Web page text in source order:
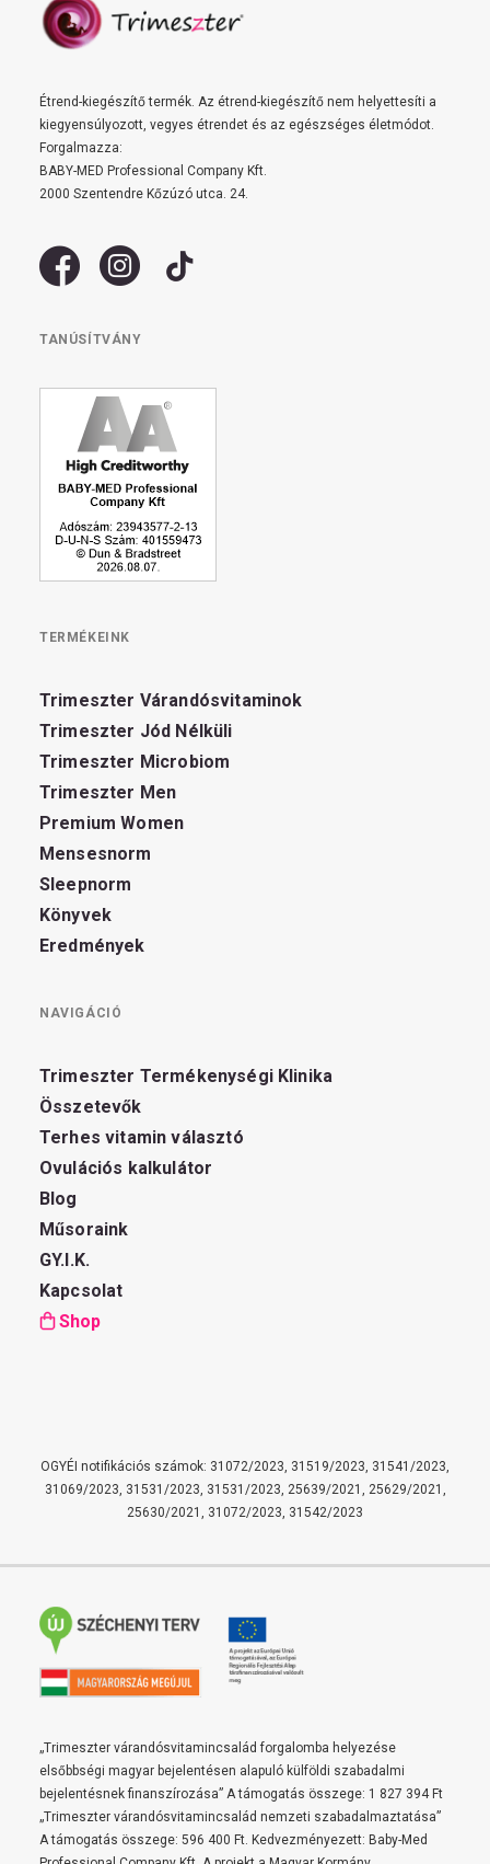
Étrend-kiegészítő termék. Az étrend-kiegészítő nem helyettesíti a
kiegyensúlyozott, vegyes étrendet és az egészséges életmódot.
Forgalmazza:
BABY-MED Professional Company Kft.
2000 Szentendre Kőzúzó utca. 24.
TANÚSÍTVÁNY
TERMÉKEINK
Trimeszter Várandósvitaminok
Trimeszter Jód Nélküli
Trimeszter Microbiom
Trimeszter Men
Premium Women
Mensesnorm
Sleepnorm
Könyvek
Eredmények
NAVIGÁCIÓ
Trimeszter Termékenységi Klinika
Összetevők
Terhes vitamin választó
Ovulációs kalkulátor
Blog
Műsoraink
GY.I.K.
Kapcsolat
Shop
OGYÉI notifikációs számok: 31072/2023, 31519/2023, 31541/2023,
31069/2023, 31531/2023, 31531/2023, 25639/2021, 25629/2021,
25630/2021, 31072/2023, 31542/2023
„Trimeszter várandósvitamincsalád forgalomba helyezése
elsőbbségi magyar bejelentésen alapuló külföldi szabadalmi
bejelentésnek finanszírozása” A támogatás összege: 1 827 394 Ft
„Trimeszter várandósvitamincsalád nemzeti szabadalmaztatása”
A támogatás összege: 596 400 Ft. Kedvezményezett: Baby-Med